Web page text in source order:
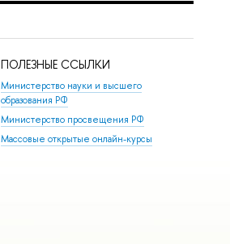
ПОЛЕЗНЫЕ ССЫЛКИ
Министерство науки и высшего
образования РФ
Министерство просвещения РФ
Массовые открытые онлайн-курсы